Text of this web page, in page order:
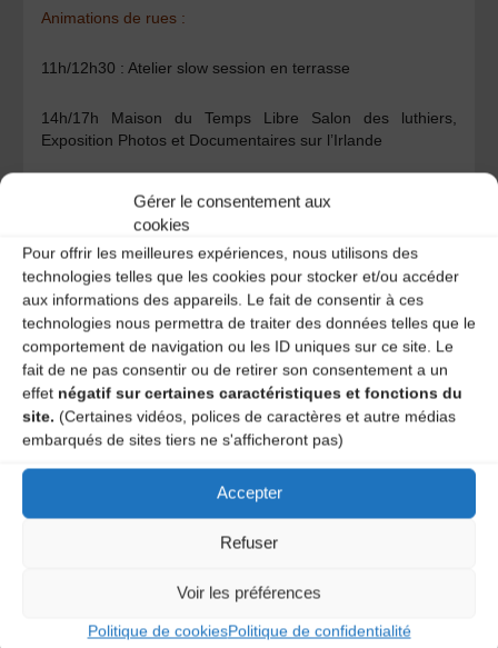
Gérer le consentement aux
cookies
Pour offrir les meilleures expériences, nous utilisons des
technologies telles que les cookies pour stocker et/ou accéder
aux informations des appareils. Le fait de consentir à ces
technologies nous permettra de traiter des données telles que le
comportement de navigation ou les ID uniques sur ce site. Le
fait de ne pas consentir ou de retirer son consentement a un
effet négatif sur certaines caractéristiques et fonctions du
site. (Certaines vidéos, polices de caractères et autre médias
embarqués de sites tiers ne s'afficheront pas)
Accepter
Refuser
Voir les préférences
Politique de cookiesPolitique de confidentialité
Animations de rues :
11h/12h30 : Atelier slow session en terrasse
14h/17h Maison du Temps Libre Salon des luthiers,
Exposition Photos et Documentaires sur l’Irlande
Librairie Le Kiosque 5 rue de la Croix Neuve Atelier de
15h Marché des artisans et jeux en bois
21h sessions musicales improvisées en terrasse
Rens : 06 81 66 42 48 –
sessionsirlandaisesdepleaux@gmail.com
Catégories
Stage de musique d’ensemble – Airs à danser de
l’époque baroque